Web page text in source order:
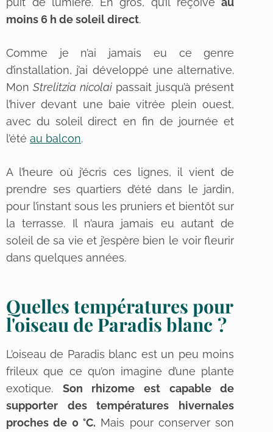
moins 6 h de soleil direct.
Comme je n’ai jamais eu ce genre
d’installation, j’ai développé une alternative.
MonStrelitzia nicolaipassait jusqu’à présent
l’hiver devant une baie vitrée plein ouest,
avec du soleil direct en fin de journée et
l’été au balcon.
A l’heure où j’écris ces lignes, il vient de
prendre ses quartiers d’été dans le jardin,
pour l’instant sous les pruniers et bientôt sur
la terrasse. Il n’aura jamais eu autant de
soleil de sa vie et j’espère bien le voir fleurir
dans quelques années.
Quelles températures pour
l'oiseau de Paradis blanc ?
L’oiseau de Paradis blanc est un peu moins
frileux que ce qu’on imagine d’une plante
exotique. Son rhizome est capable de
supporter des températures hivernales
proches de 0 °C. Mais pour conserver son